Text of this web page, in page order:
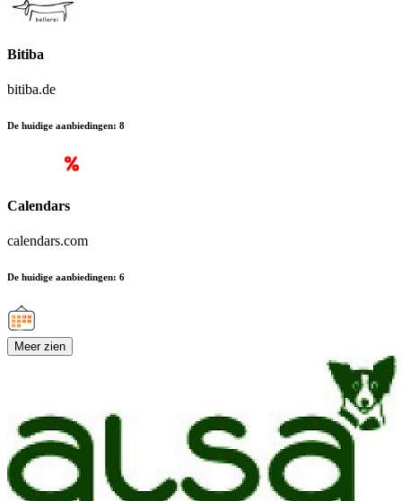
Bitiba
bitiba.de
De huidige aanbiedingen: 8
Calendars
calendars.com
De huidige aanbiedingen: 6
Meer zien